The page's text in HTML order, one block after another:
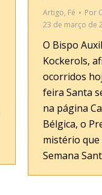
Artigo, Fé Por
23 de março de
O Bispo
Kockerols,
ocorridos
feira Santa
na página
Bélgica, o
mistério que
Semana